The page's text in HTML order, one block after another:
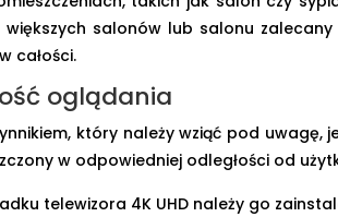
salonów lub salonu
całości.
oglądania
który należy wziąć pod
w odpowiedniej odległości od
telewizora 4K UHD należy go